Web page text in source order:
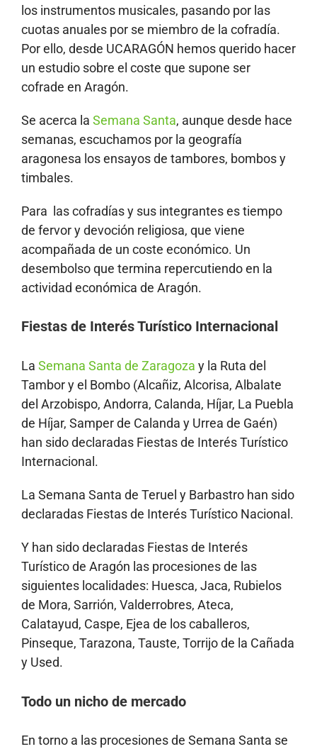
los instrumentos musicales, pasando por las
cuotas anuales por se miembro de la cofradía.
Por ello, desde UCARAGÓN hemos querido hacer
un estudio sobre el coste que supone ser
cofrade en Aragón.
Se acerca la Semana Santa, aunque desde hace
semanas, escuchamos por la geografía
aragonesa los ensayos de tambores, bombos y
timbales.
Para las cofradías y sus integrantes es tiempo
de fervor y devoción religiosa, que viene
acompañada de un coste económico. Un
desembolso que termina repercutiendo en la
actividad económica de Aragón.
Fiestas de Interés Turístico Internacional
La Semana Santa de Zaragoza y la Ruta del
Tambor y el Bombo (Alcañiz, Alcorisa, Albalate
del Arzobispo, Andorra, Calanda, Híjar, La Puebla
de Híjar, Samper de Calanda y Urrea de Gaén)
han sido declaradas Fiestas de Interés Turístico
Internacional.
La Semana Santa de Teruel y Barbastro han sido
declaradas Fiestas de Interés Turístico Nacional.
Y han sido declaradas Fiestas de Interés
Turístico de Aragón las procesiones de las
siguientes localidades: Huesca, Jaca, Rubielos
de Mora, Sarrión, Valderrobres, Ateca,
Calatayud, Caspe, Ejea de los caballeros,
Pinseque, Tarazona, Tauste, Torrijo de la Cañada
y Used.
Todo un nicho de mercado
En torno a las procesiones de Semana Santa se